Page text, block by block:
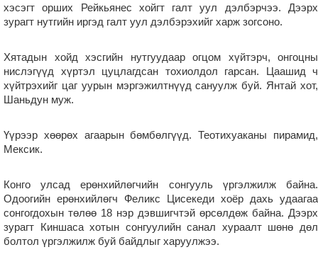
хэсэгт орших Рейкьянес хойгт галт уул дэлбэрчээ. Дээрх
зурагт нутгийн иргэд галт уул дэлбэрэхийг харж зогсоно.
Хятадын хойд хэсгийн нутгуудаар огцом хүйтэрч, онгоцны
нислэгүүд хүртэл цуцлагдсан тохиолдол гарсан. Цаашид ч
хүйтрэхийг цаг уурын мэргэжилтнүүд сануулж буй. Янтай хот,
Шаньдун муж.
Үүрээр хөөрөх агаарын бөмбөлгүүд. Теотихуаканы пирамид,
Мексик.
Конго улсад ерөнхийлөгчийн сонгууль үргэлжилж байна.
Одоогийн ерөнхийлөгч Феликс Цисекеди хоёр дахь удаагаа
сонгогдохын төлөө 18 нэр дэвшигчтэй өрсөлдөж байна. Дээрх
зурагт Киншаса хотын сонгуулийн санал хураалт шөнө дөл
болтол үргэлжилж буй байдлыг харуулжээ.